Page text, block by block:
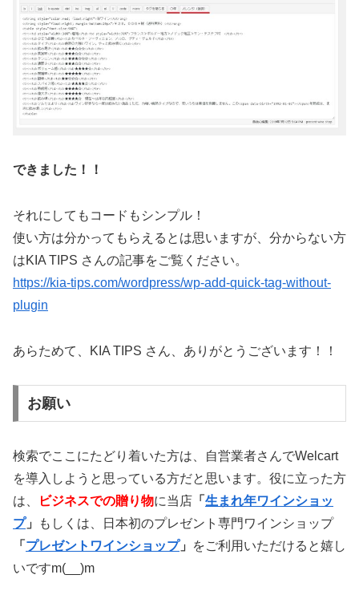
できました！！
それにしてもコードもシンプル！
使い方は分かってもらえるとは思いますが、分からない方
はKIA TIPS さんの記事をご覧ください。
https://kia-tips.com/wordpress/wp-add-quick-tag-without-
plugin
あらためて、KIA TIPS さん、ありがとうございます！！
お願い
検索でここにたどり着いた方は、自営業者さんでWelcart
を導入しようと思っている方だと思います。役に立った方
は、
ビジネスでの贈り物に当店 「 生まれ年ワインショッ
プ」
もしくは、日本初のプレゼント専門ワインショップ
「 プレゼントワインショップ」
をご利用いただけると嬉し
いですm(__)m